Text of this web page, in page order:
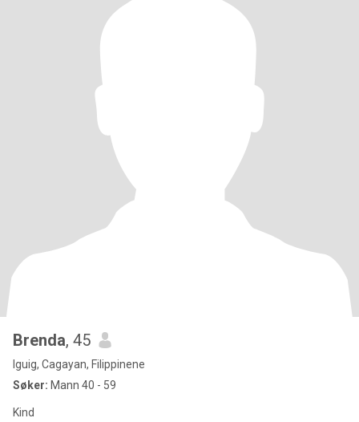
Brenda, 45
Iguig, Cagayan, Filippinene
Søker: Mann 40 - 59
Kind